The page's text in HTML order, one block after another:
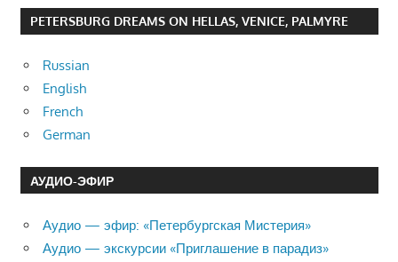
PETERSBURG DREAMS ON HELLAS, VENICE, PALMYRE
Russian
English
French
German
АУДИО-ЭФИР
Аудио — эфир: «Петербургская Мистерия»
Аудио — экскурсии «Приглашение в парадиз»